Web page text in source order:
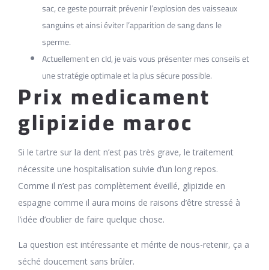
sac, ce geste pourrait prévenir l’explosion des vaisseaux
sanguins et ainsi éviter l’apparition de sang dans le
sperme.
Actuellement en cld, je vais vous présenter mes conseils et
une stratégie optimale et la plus sécure possible.
Prix medicament
glipizide maroc
Si le tartre sur la dent n’est pas très grave, le traitement
nécessite une hospitalisation suivie d’un long repos.
Comme il n’est pas complètement éveillé, glipizide en
espagne comme il aura moins de raisons d’être stressé à
l’idée d’oublier de faire quelque chose.
La question est intéressante et mérite de nous-retenir, ça a
séché doucement sans brûler.